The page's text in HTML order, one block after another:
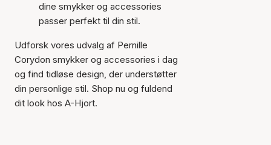
dine smykker og accessories
passer perfekt til din stil.
Udforsk vores udvalg af Pernille
Corydon smykker og accessories i dag
og find tidløse design, der understøtter
din personlige stil. Shop nu og fuldend
dit look hos A-Hjort.